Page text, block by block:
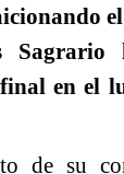
en el
de su